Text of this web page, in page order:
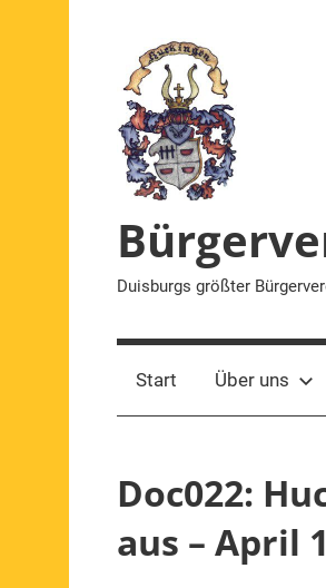
Duisburgs größter
Start Über uns
Doc022:
aus – April